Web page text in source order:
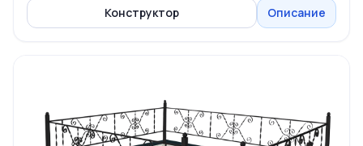
Конструктор Описание